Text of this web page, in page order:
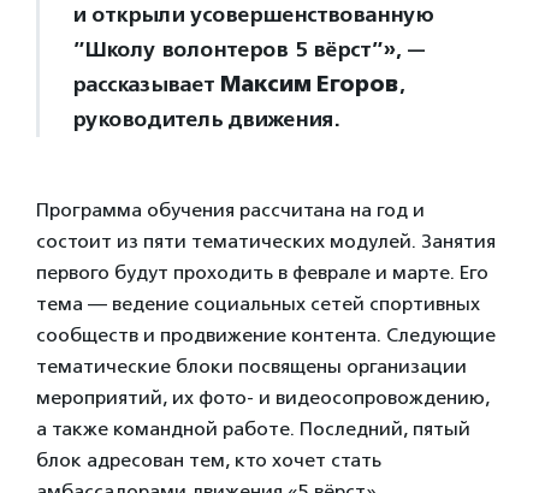
и открыли усовершенствованную
”Школу волонтеров 5 вёрст”», —
рассказывает Максим Егоров,
руководитель движения.
Программа обучения рассчитана на год и
состоит из пяти тематических модулей. Занятия
первого будут проходить в феврале и марте. Его
тема — ведение социальных сетей спортивных
сообществ и продвижение контента. Следующие
тематические блоки посвящены организации
мероприятий, их фото- и видеосопровождению,
а также командной работе. Последний, пятый
блок адресован тем, кто хочет стать